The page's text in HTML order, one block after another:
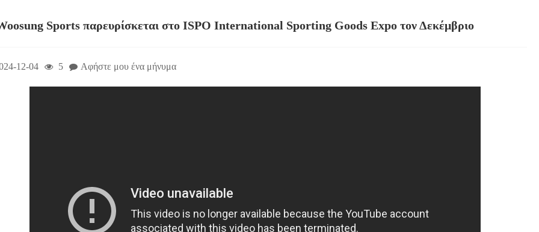
Sports παρευρίσκεται στο ISPO International Sporting Goods Expo τον Δεκέμβριο
12-04 5 Αφήστε μου ένα μήνυμα